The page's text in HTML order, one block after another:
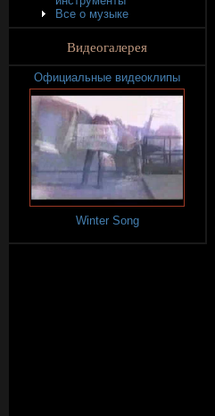
Все о музыке
Видеогалерея
Официальные видеоклипы
Winter Song